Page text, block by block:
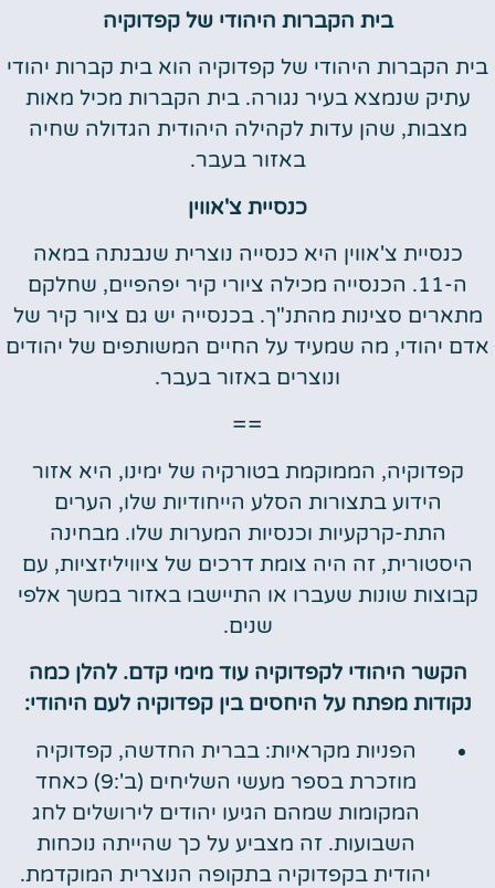
בית הקברות היהודי של קפדוקיה
בית הקברות היהודי של קפדוקיה הוא בית קברות יהודי
עתיק שנמצא בעיר נגורה. בית הקברות מכיל מאות
מצבות, שהן עדות לקהילה היהודית הגדולה שחיה
באזור בעבר.
כנסיית צ'אווין
כנסיית צ'אווין היא כנסייה נוצרית שנבנתה במאה
ה-11. הכנסייה מכילה ציורי קיר יפהפיים, שחלקם
מתארים סצינות מהתנ"ך. בכנסייה יש גם ציור קיר של
אדם יהודי, מה שמעיד על החיים המשותפים של יהודים
ונוצרים באזור בעבר.
==
קפדוקיה, הממוקמת בטורקיה של ימינו, היא אזור
הידוע בתצורות הסלע הייחודיות שלו, הערים
התת-קרקעיות וכנסיות המערות שלו. מבחינה
היסטורית, זה היה צומת דרכים של ציוויליזציות, עם
קבוצות שונות שעברו או התיישבו באזור במשך אלפי
שנים.
הקשר היהודי לקפדוקיה עוד מימי קדם. להלן כמה
נקודות מפתח על היחסים בין קפדוקיה לעם היהודי:
הפניות מקראיות: בברית החדשה, קפדוקיה
מוזכרת בספר מעשי השליחים (ב':9) כאחד
המקומות שמהם הגיעו יהודים לירושלים לחג
השבועות. זה מצביע על כך שהייתה נוכחות
יהודית בקפדוקיה בתקופה הנוצרית המוקדמת.